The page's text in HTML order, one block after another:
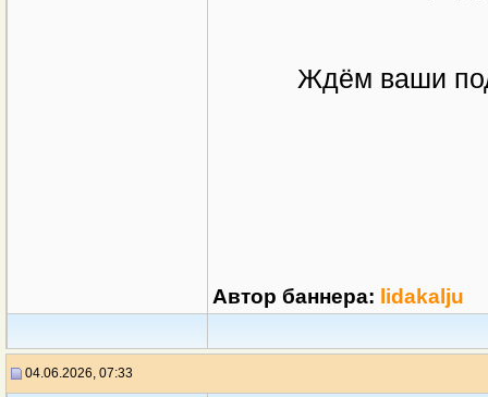
Ждём ваши
Автор баннера: lidakalju
04.06.2026, 07:33